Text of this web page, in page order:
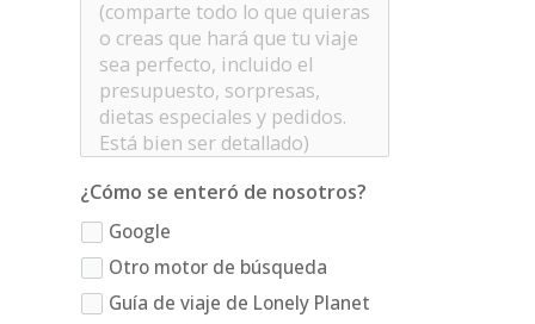
¿Cómo se enteró de nosotros?
Google
Otro motor de búsqueda
Guía de viaje de Lonely Planet